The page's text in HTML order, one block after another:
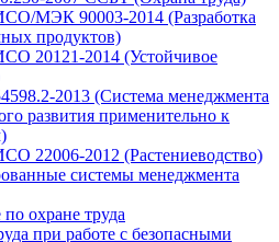
МЭК 90003-2014 (Разработка
продуктов)
20121-2014 (Устойчивое
2013 (Система менеджмента
развития применительно к
22006-2012 (Растениеводство)
системы менеджмента
охране труда
при работе с безопасными